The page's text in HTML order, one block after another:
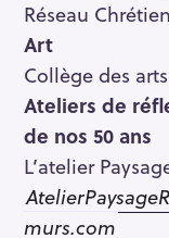
Réseau
Art
Collège des
Ateliers de
de nos 50 ans
L’atelier
murs.com